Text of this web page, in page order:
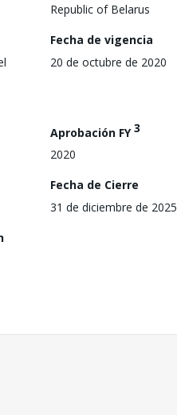
Republic of Belarus
Fecha de vigencia
20 de octubre de 2020
Aprobación FY3
2020
Fecha de Cierre
31 de diciembre de 2025